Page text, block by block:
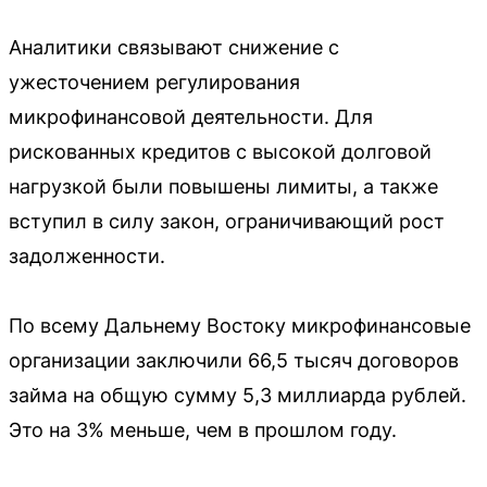
Аналитики связывают снижение с
ужесточением регулирования
микрофинансовой деятельности. Для
рискованных кредитов с высокой долговой
нагрузкой были повышены лимиты, а также
вступил в силу закон, ограничивающий рост
задолженности.
По всему Дальнему Востоку микрофинансовые
организации заключили 66,5 тысяч договоров
займа на общую сумму 5,3 миллиарда рублей.
Это на 3% меньше, чем в прошлом году.